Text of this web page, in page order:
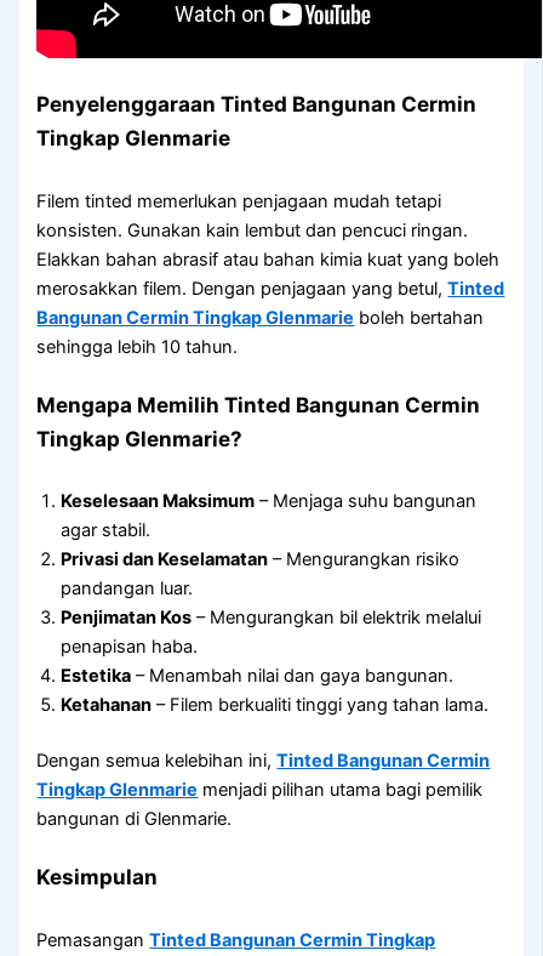
PenyelenggaraanTinted Bangunan Cermin
Tingkap Glenmarie
Filem tinted memerlukan penjagaan mudah tetapi
konsisten. Gunakan kain lembut dan pencuci ringan.
Elakkan bahan abrasif atau bahan kimia kuat yang boleh
merosakkan filem. Dengan penjagaan yang betul,Tinted
Bangunan Cermin Tingkap Glenmarie boleh bertahan
sehingga lebih 10 tahun.
Mengapa MemilihTinted Bangunan Cermin
Tingkap Glenmarie?
Keselesaan Maksimum – Menjaga suhu bangunan
agar stabil.
Privasi dan Keselamatan – Mengurangkan risiko
pandangan luar.
Penjimatan Kos – Mengurangkan bil elektrik melalui
penapisan haba.
Estetika – Menambah nilai dan gaya bangunan.
Ketahanan – Filem berkualiti tinggi yang tahan lama.
Dengan semua kelebihan ini,Tinted Bangunan Cermin
Tingkap Glenmarie menjadi pilihan utama bagi pemilik
bangunan di Glenmarie.
Kesimpulan
PemasanganTinted Bangunan Cermin Tingkap